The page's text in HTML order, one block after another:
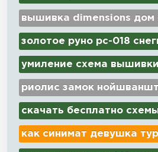
вышивка dimensions дом
золотое руно рс-018
умиление схема
риолис замок
скачать бесплатно
как синимат девушка